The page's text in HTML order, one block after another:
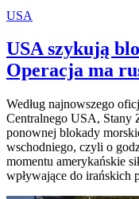
USA
USA szykują
Operacja ma
Według najnowszego
Centralnego USA, Stany
ponownej blokady
wschodniego, czyli o
momentu amerykańskie
wpływające do irańskich